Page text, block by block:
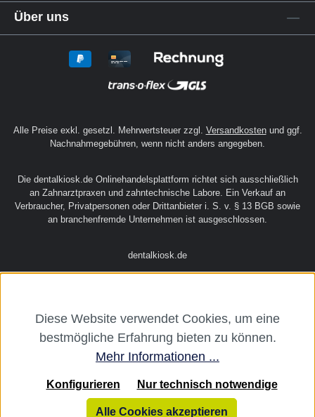
Über uns
Alle Preise exkl. gesetzl. Mehrwertsteuer zzgl. Versandkostenund ggf.
Nachnahmegebühren, wenn nicht anders angegeben.
Die dentalkiosk.de Onlinehandelsplattform richtet sich ausschließlich
an Zahnarztpraxen und zahntechnische Labore. Ein Verkauf an
Verbraucher, Privatpersonen oder Drittanbieter i. S. v. § 13 BGB sowie
an branchenfremde Unternehmen ist ausgeschlossen.
dentalkiosk.de
Diese Website verwendet Cookies, um eine
bestmögliche Erfahrung bieten zu können.
Mehr Informationen ...
Nur technisch notwendige
Konfigurieren
Alle Cookies akzeptieren